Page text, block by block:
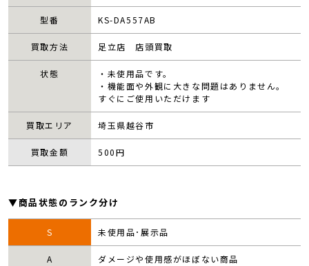
型番 KS-DA557AB
買取方法 足立店 店頭買取
状態
・未使用品です。
・機能面や外観に大きな問題はありません。
すぐにご使用いただけます
買取エリア 埼玉県越谷市
買取金額 500円
▼商品状態のランク分け
S 未使用品･展示品
A ダメージや使用感がほぼない商品